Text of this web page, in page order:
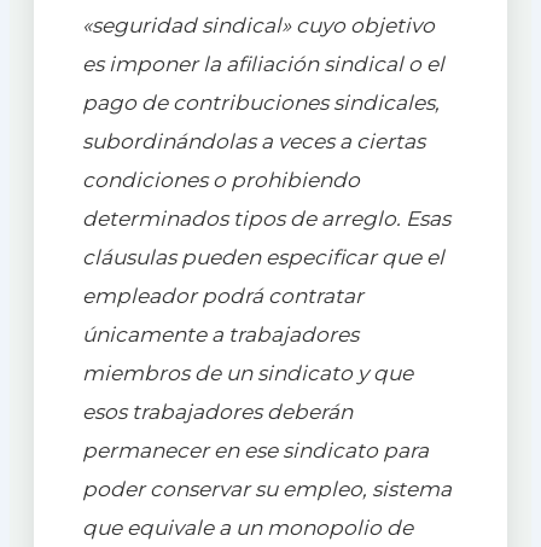
«seguridad sindical» cuyo objetivo
es imponer la afiliación sindical o el
pago de contribuciones sindicales,
subordinándolas a veces a ciertas
condiciones o prohibiendo
determinados tipos de arreglo. Esas
cláusulas pueden especificar que el
empleador podrá contratar
únicamente a trabajadores
miembros de un sindicato y que
esos trabajadores deberán
permanecer en ese sindicato para
poder conservar su empleo, sistema
que equivale a un monopolio de